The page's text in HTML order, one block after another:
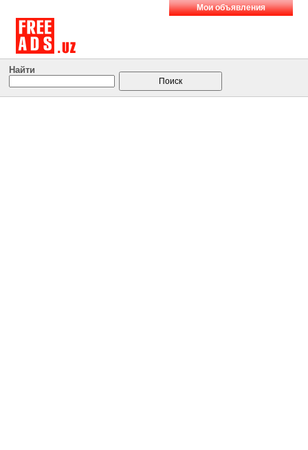
Мои объявления
Найти